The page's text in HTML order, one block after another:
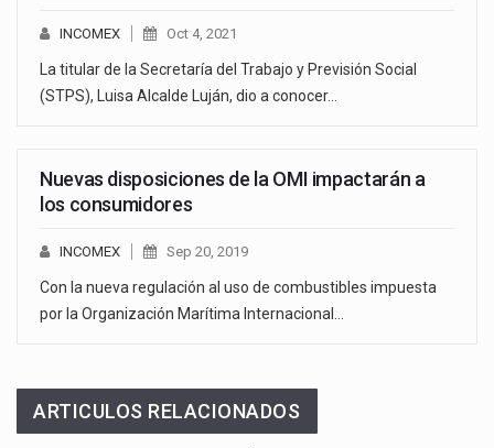
INCOMEX Oct 4, 2021
La titular de la Secretaría del Trabajo y Previsión Social
(STPS), Luisa Alcalde Luján, dio a conocer…
Nuevas disposiciones de la OMI impactarán a
los consumidores
INCOMEX Sep 20, 2019
Con la nueva regulación al uso de combustibles impuesta
por la Organización Marítima Internacional…
ARTICULOS RELACIONADOS